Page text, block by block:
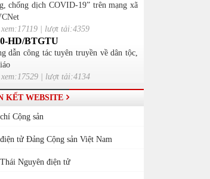
chống dịch COVID-19” trên mạng xã
| lượt tải:4359
HD/BTGTU
dẫn công tác tuyên truyền về dân tộc,
| lượt tải:4134
KẾT WEBSITE
Cộng sản
tử Đảng Cộng sản Việt Nam
Nguyên điện tử